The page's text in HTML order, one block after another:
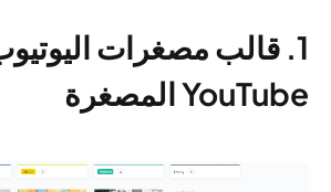
YouTube المصغرة